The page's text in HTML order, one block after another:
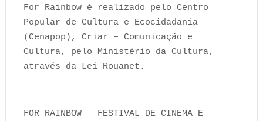
For Rainbow é realizado pelo Centro
Popular de Cultura e Ecocidadania
(Cenapop), Criar – Comunicação e
Cultura, pelo Ministério da Cultura,
através da Lei Rouanet.
FOR RAINBOW – FESTIVAL DE CINEMA E